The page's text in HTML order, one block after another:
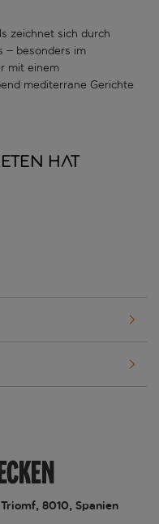
zeichnet sich durch
– besonders im
mit einem
mediterrane Gerichte
hat
8010, Spanien